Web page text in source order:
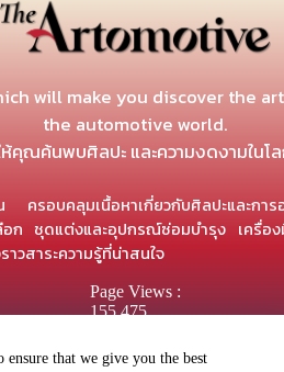
ensure that we give you the best
will make you discover the
the automotive world.
คุณค้นพบศิลปะ และความงดงามในโ
น ครอบคลุมเนื้อหาเกี่ยวกับศิลปะและก
อก ชุดแต่งและอุปกรณ์ซ่อมบำรุง เครื่อง
าวสาระความรู้ที่น่าสนใจ
Page Views :
155,475